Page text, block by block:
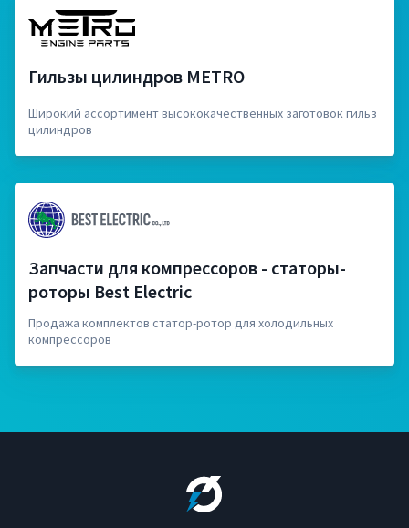
Гильзы цилиндров METRO
Широкий ассортимент высококачественных заготовок гильз
цилиндров
Запчасти для компрессоров - статоры-
роторы Best Electric
Продажа комплектов статор-ротор для холодильных
компрессоров